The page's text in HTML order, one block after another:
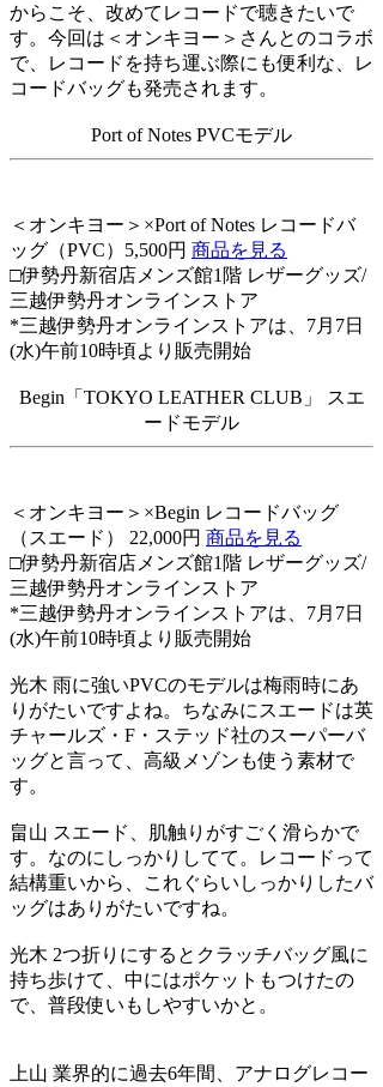
からこそ、改めてレコードで聴きたいで
す。今回は＜オンキヨー＞さんとのコラボ
で、レコードを持ち運ぶ際にも便利な、レ
コードバッグも発売されます。
Port of Notes PVCモデル
＜オンキヨー＞×Port of Notes レコードバ
ッグ（PVC）5,500円 商品を見る
□伊勢丹新宿店メンズ館1階 レザーグッズ/
三越伊勢丹オンラインストア
*三越伊勢丹オンラインストアは、7月7日
(水)午前10時頃より販売開始
Begin「TOKYO LEATHER CLUB」 スエ
ードモデル
＜オンキヨー＞×Begin レコードバッグ
（スエード） 22,000円 商品を見る
□伊勢丹新宿店メンズ館1階 レザーグッズ/
三越伊勢丹オンラインストア
*三越伊勢丹オンラインストアは、7月7日
(水)午前10時頃より販売開始
光木 雨に強いPVCのモデルは梅雨時にあ
りがたいですよね。ちなみにスエードは英
チャールズ・F・ステッド社のスーパーバ
ッグと言って、高級メゾンも使う素材で
す。
畠山 スエード、肌触りがすごく滑らかで
す。なのにしっかりしてて。レコードって
結構重いから、これぐらいしっかりしたバ
ッグはありがたいですね。
光木 2つ折りにするとクラッチバッグ風に
持ち歩けて、中にはポケットもつけたの
で、普段使いもしやすいかと。
上山 業界的に過去6年間、アナログレコー